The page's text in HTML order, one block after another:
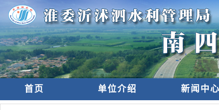
首页 单位介绍 新闻中